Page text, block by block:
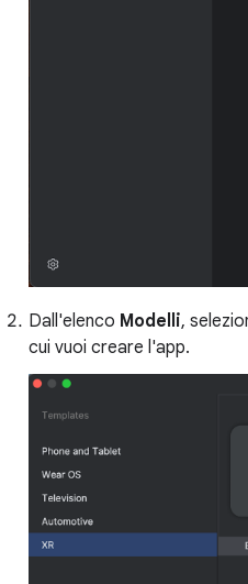
Dall'elenco Modelli,
cui vuoi creare l'app.